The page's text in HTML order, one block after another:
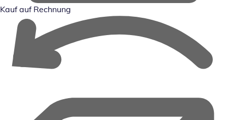
Kauf auf Rechnung